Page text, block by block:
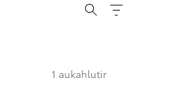
1 aukahlutir